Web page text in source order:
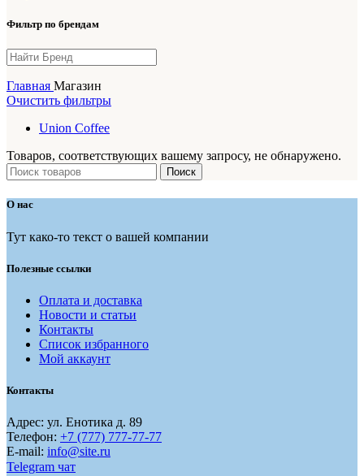
Фильтр по брендам
Главная Магазин
Очистить фильтры
Union Coffee
Товаров, соответствующих вашему запросу, не обнаружено.
Поиск
О нас
Тут како-то текст о вашей компании
Полезные ссылки
Оплата и доставка
Новости и статьи
Контакты
Список избранного
Мой аккаунт
Контакты
Адрес: ул. Енотика д. 89
Телефон: +7 (777) 777-77-77
E-mail: info@site.ru
Telegram чат